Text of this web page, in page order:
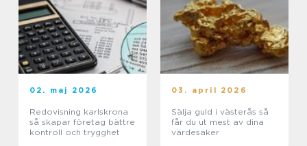
02. maj 2026
Redovisning karlskrona
så skapar företag bättre
kontroll och trygghet
03. april 2026
Sälja guld i västerås så
får du ut mest av dina
värdesaker